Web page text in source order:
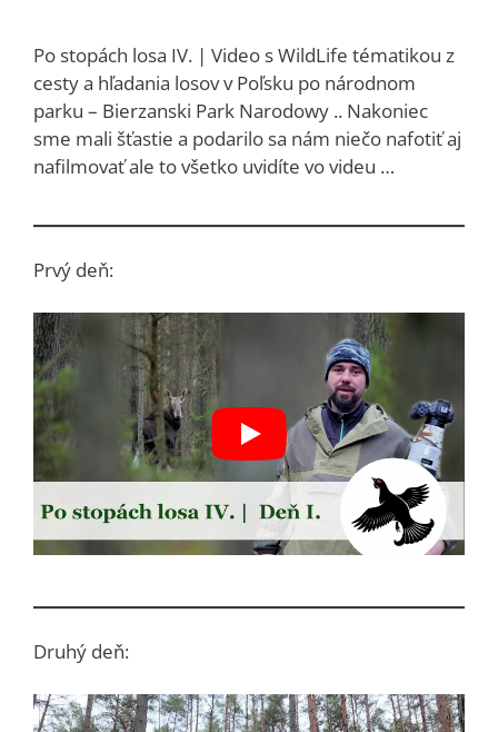
Po stopách losa IV. | Video s WildLife tématikou z
cesty a hľadania losov v Poľsku po národnom
parku – Bierzanski Park Narodowy .. Nakoniec
sme mali šťastie a podarilo sa nám niečo nafotiť aj
nafilmovať ale to všetko uvidíte vo videu …
Prvý deň:
Druhý deň: